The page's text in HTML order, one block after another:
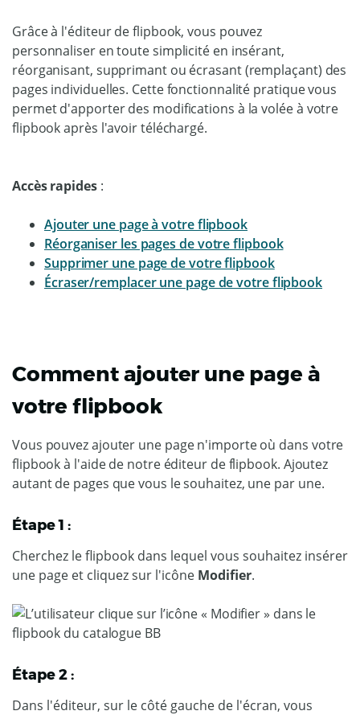
Grâce à l'éditeur de flipbook, vous pouvez
personnaliser en toute simplicité en insérant,
réorganisant, supprimant ou écrasant (remplaçant) des
pages individuelles. Cette fonctionnalité pratique vous
permet d'apporter des modifications à la volée à votre
flipbook après l'avoir téléchargé.
Accès rapides:
Ajouter une page à votre flipbook
Réorganiser les pages de votre flipbook
Supprimer une page de votre flipbook
Écraser/remplacer une page de votre flipbook
Comment ajouter une page à
votre flipbook
Vous pouvez ajouter une page n'importe où dans votre
flipbook à l'aide de notre éditeur de flipbook. Ajoutez
autant de pages que vous le souhaitez, une par une.
Étape 1 :
Cherchez le flipbook dans lequel vous souhaitez insérer
une page et cliquez sur l'icône Modifier.
Étape 2 :
Dans l'éditeur, sur le côté gauche de l'écran, vous